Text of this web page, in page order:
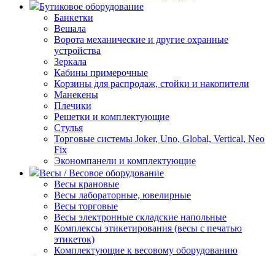
Бутиковое оборудование
Банкетки
Вешала
Ворота механические и другие охранные
устройства
Зеркала
Кабины примерочные
Корзины для распродаж, стойки и накопители
Манекены
Плечики
Решетки и комплектующие
Стулья
Торговые системы Joker, Uno, Global, Vertical, Neo
Fix
Экономпанели и комплектующие
Весы / Весовое оборудование
Весы крановые
Весы лабораторные, ювелирные
Весы торговые
Весы электронные складские напольные
Комплексы этикетирования (весы с печатью
этикеток)
Комплектующие к весовому оборудованию